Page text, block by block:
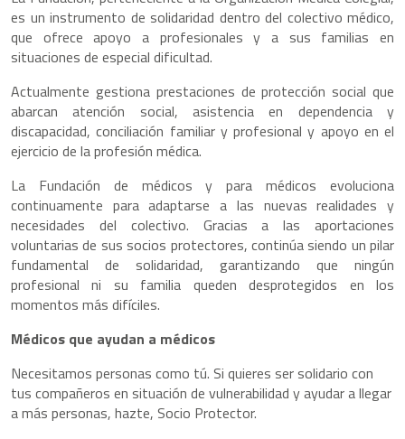
es un instrumento de solidaridad dentro del colectivo médico,
que ofrece apoyo a profesionales y a sus familias en
situaciones de especial dificultad.
Actualmente gestiona prestaciones de protección social que
abarcan atención social, asistencia en dependencia y
discapacidad, conciliación familiar y profesional y apoyo en el
ejercicio de la profesión médica.
La Fundación de médicos y para médicos evoluciona
continuamente para adaptarse a las nuevas realidades y
necesidades del colectivo. Gracias a las aportaciones
voluntarias de sus socios protectores, continúa siendo un pilar
fundamental de solidaridad, garantizando que ningún
profesional ni su familia queden desprotegidos en los
momentos más difíciles.
Médicos que ayudan a médicos
Necesitamos personas como tú. Si quieres ser solidario con
tus compañeros en situación de vulnerabilidad y ayudar a llegar
a más personas, hazte, Socio Protector.